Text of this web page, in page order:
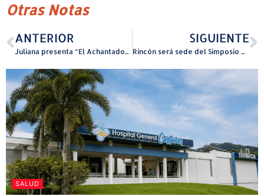
Otras Notas
ANTERIOR
Juliana presenta “El Achantado”, su nuevo sencillo inspirado en una expresión colombiana
SIGUIENTE
Rincón será sede del Simposio Deportivo sobre desarrollo integral, deporte y psicología
SALUD